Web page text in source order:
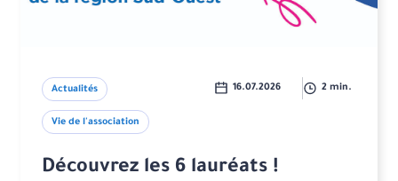
Actualités
Vie de l'association
16.07.2026 2 min.
Découvrez les 6 lauréats !